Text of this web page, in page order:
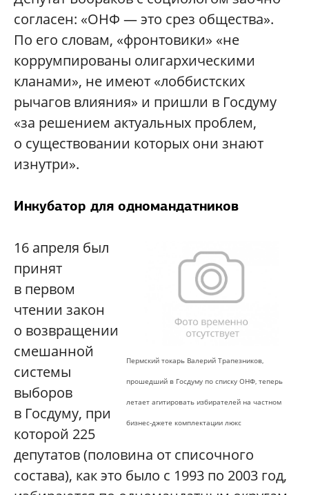
согласен: «ОНФ — это срез общества».
По его словам, «фронтовики» «не
коррумпированы олигархическими
кланами», не имеют «лоббистских
рычагов влияния» и пришли в Госдуму
«за решением актуальных проблем,
о существовании которых они знают
изнутри».
Инкубатор для одномандатников
Пермский токарь Валерий Трапезников,
прошедший в Госдуму по списку ОНФ, теперь
летает агитировать избирателей на частном
бизнес-джете комплектации люкс
16 апреля был
принят
в первом
чтении закон
о возвращении
смешанной
системы
выборов
в Госдуму, при
которой 225
депутатов (половина от списочного
состава), как это было с 1993 по 2003 год,